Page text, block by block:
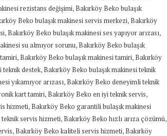
rezistans değişimi,Bakırköy Beko bulaşık
Beko bulaşık makinesi servis merkezi,Bakırköy
,Bakırköy Beko bulaşık makinesi ses yapıyor arızası,
su almıyor sorunu,Bakırköy Beko bulaşık
,Bakırköy Beko bulaşık makinesi tamiri,Bakırköy
teknik destek,Bakırköy Beko bulaşık makinesi teknik
yıkamıyor arızası,Bakırköy Beko deneyimli teknik
kart tamiri,Bakırköy Beko en iyi teknik servis,
hizmeti,Bakırköy Beko garantili bulaşık makinesi
servis hizmeti,Bakırköy Beko hızlı arıza çözümü,
,Bakırköy Beko kaliteli servis hizmeti,Bakırköy